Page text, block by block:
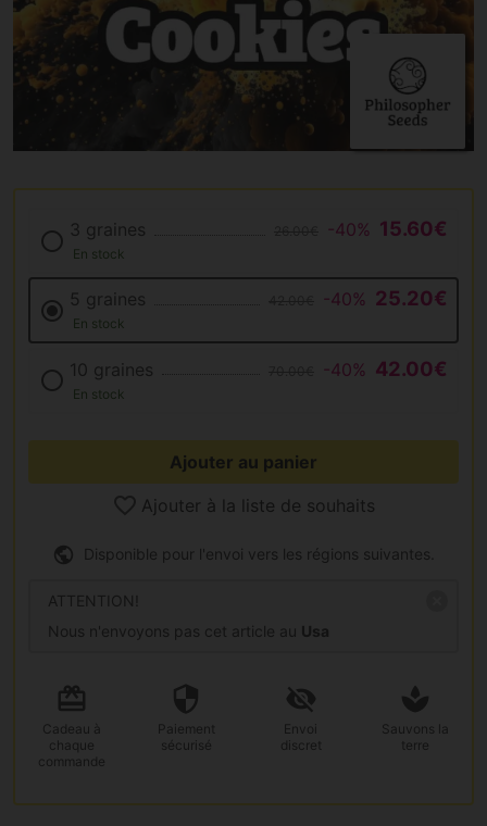
3 graines -40% 15.60€
En stock
5 graines -40% 25.20€
En stock
10 graines -40% 42.00€
En stock
Ajouter au panier
Ajouter à la liste de souhaits
Disponible pour l'envoi vers les régions suivantes.
ATTENTION!
Nous n'envoyons pas cet article au Usa
Cadeau à
chaque
commande
Paiement
sécurisé
Envoi
discret
Sauvons la
terre